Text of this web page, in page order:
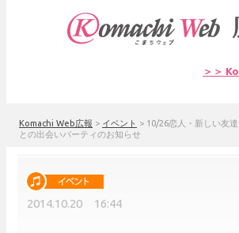
＞＞
Komachi Web広報 > イベント > 10/26恋人・新しい友
との出会いパーティのお知らせ
2014.10.20 16:44